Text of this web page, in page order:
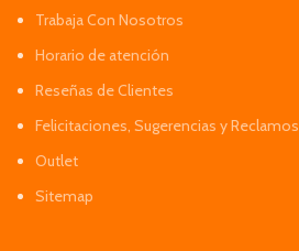
Trabaja Con Nosotros
Horario de atención
Reseñas de Clientes
Felicitaciones, Sugerencias y Reclamos
Outlet
Sitemap